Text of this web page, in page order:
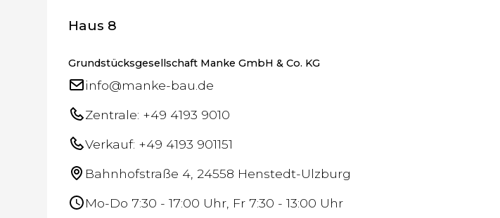
Haus 8
Grundstücksgesellschaft Manke GmbH & Co. KG
info@manke-bau.de
Zentrale: +49 4193 9010
Verkauf: +49 4193 901151
Bahnhofstraße 4, 24558 Henstedt-Ulzburg
Mo-Do 7:30 - 17:00 Uhr, Fr 7:30 - 13:00 Uhr